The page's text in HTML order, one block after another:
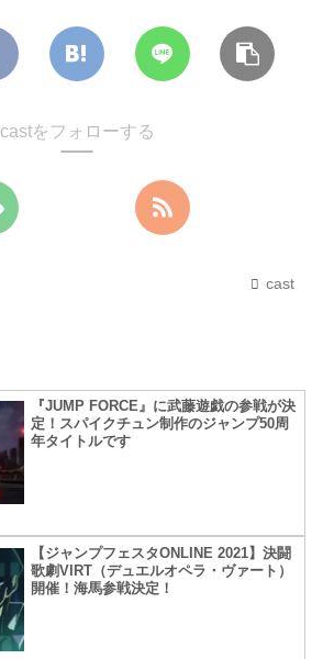
castをフォローする
cast
『JUMP FORCE』に武藤遊戯の参戦が決
定！スパイクチュン制作のジャンプ50周
年タイトルです
【ジャンプフェスタONLINE 2021】決闘
歌劇VIRT（デュエルオペラ・ヴァート）
開催！海馬参戦決定！